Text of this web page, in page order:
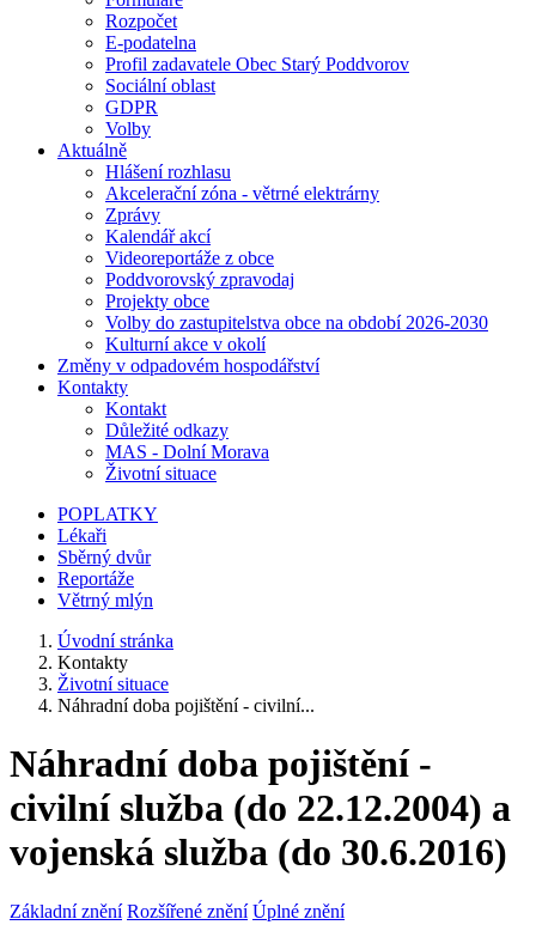
Rozpočet
E-podatelna
Profil zadavatele Obec Starý Poddvorov
Sociální oblast
GDPR
Volby
Aktuálně
Hlášení rozhlasu
Akcelerační zóna - větrné elektrárny
Zprávy
Kalendář akcí
Videoreportáže z obce
Poddvorovský zpravodaj
Projekty obce
Volby do zastupitelstva obce na období 2026-2030
Kulturní akce v okolí
Změny v odpadovém hospodářství
Kontakty
Kontakt
Důležité odkazy
MAS - Dolní Morava
Životní situace
POPLATKY
Lékaři
Sběrný dvůr
Reportáže
Větrný mlýn
Úvodní stránka
Kontakty
Životní situace
Náhradní doba pojištění - civilní...
Náhradní doba pojištění -
civilní služba (do 22.12.2004) a
vojenská služba (do 30.6.2016)
Základní znění Rozšířené znění Úplné znění